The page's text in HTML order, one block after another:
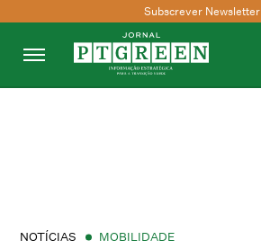
Subscrever Newsletter
NOTÍCIAS MOBILIDADE